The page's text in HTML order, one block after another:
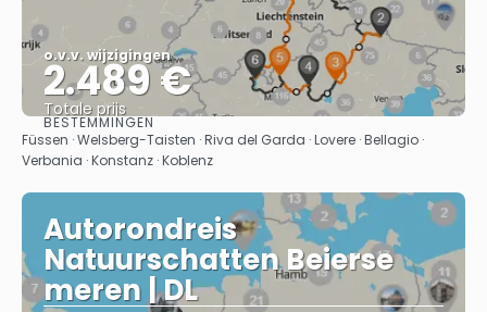
o.v.v. wijzigingen
2.489 €
Totale prijs
Bekijk
BESTEMMINGEN
Füssen · Welsberg-Taisten · Riva del Garda · Lovere · Bellagio ·
Verbania · Konstanz · Koblenz
Autorondreis
Natuurschatten Beierse
meren | DL